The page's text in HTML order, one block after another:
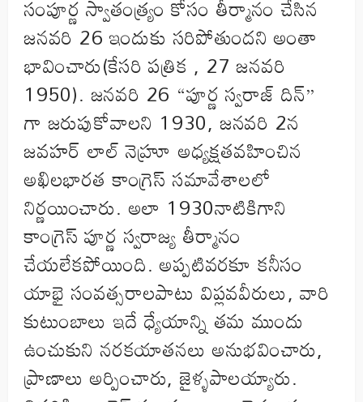
సంపూర్ణ స్వాతంత్ర్యం కోసం తీర్మానం చేసిన
జనవరి 26 ఇందుకు సరిపోతుందని అంతా
భావించారు(కేసరి పత్రిక , 27 జనవరి
1950). జనవరి 26 “పూర్ణ స్వరాజ్ దిన్”
గా జరుపుకోవాలని 1930, జనవరి 2న
జవహర్ లాల్ నెహ్రూ అధ్యక్షతవహించిన
అఖిలభారత కాంగ్రెస్ సమావేశాలలో
నిర్ణయించారు. అలా 1930నాటికిగాని
కాంగ్రెస్ పూర్ణ స్వరాజ్య తీర్మానం
చేయలేకపోయింది. అప్పటివరకూ కనీసం
యాభై సంవత్సరాలపాటు విప్లవవీరులు, వారి
కుటుంబాలు ఇదే ధ్యేయాన్ని తమ ముందు
ఉంచుకుని నరకయాతనలు అనుభవించారు,
ప్రాణాలు అర్పించారు, జైళ్ళపాలయ్యారు.